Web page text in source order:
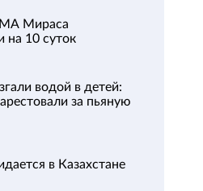
Мираса
на 10 суток
водой в детей:
за пьяную
в Казахстане